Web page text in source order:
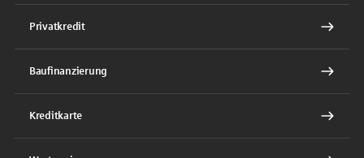
Privatkredit
Baufinanzierung
Kreditkarte